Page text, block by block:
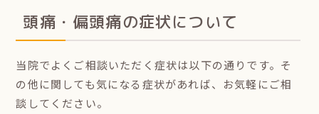
頭痛・偏頭痛の症状について
当院でよくご相談いただく症状は以下の通りです。そ
の他に関しても気になる症状があれば、お気軽にご相
談してください。